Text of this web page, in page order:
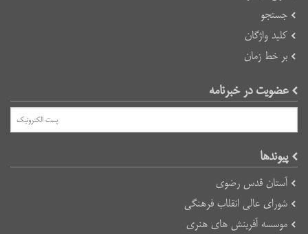
جستجو
کلید واژگان
بر خط زمان
عضویت در خبرنامه
پیوند‌ها
آستان قدس رضوی
شورای عالی انقلاب فرهنگی
موسسه آفرینش های هنری